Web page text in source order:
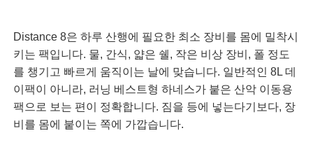
Distance 8은 하루 산행에 필요한 최소 장비를 몸에 밀착시
키는 팩입니다. 물, 간식, 얇은 쉘, 작은 비상 장비, 폴 정도
를 챙기고 빠르게 움직이는 날에 맞습니다. 일반적인 8L 데
이팩이 아니라, 러닝 베스트형 하네스가 붙은 산악 이동용
팩으로 보는 편이 정확합니다. 짐을 등에 넣는다기보다, 장
비를 몸에 붙이는 쪽에 가깝습니다.